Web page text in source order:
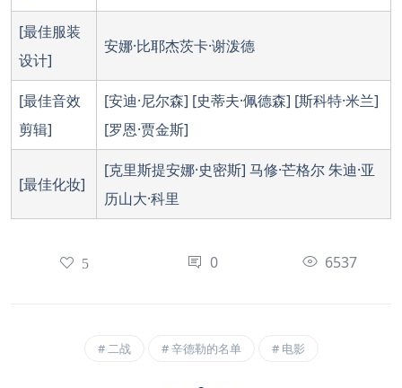
[最佳服装
设计]
安娜·比耶杰茨卡·谢泼德
[最佳音效
剪辑]
[安迪·尼尔森] [史蒂夫·佩德森] [斯科特·米兰]
[罗恩·贾金斯]
[最佳化妆]
[克里斯提安娜·史密斯] 马修·芒格尔 朱迪·亚
历山大·科里
5 0 6537
二战 辛德勒的名单 电影